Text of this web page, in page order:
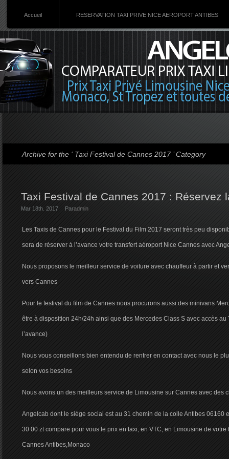
Accueil RESERVATION TAXI PRIVE NICE AEROPORT ANTIBES
Archive for the ‘ Taxi Festival de Cannes 2017 ’ Category
Taxi Festival de Cannes 2017 : Réservez
Mar 18th. 2017 Paradmin
Les Taxis de Cannes pour le Festival du Film 2017 seront très peu
sera de réserver à l’avance votre transfert aéroport Nice Cannes avec
Nous proposons le meilleur service de voiture avec chauffeur à partir et
vers Cannes
Pour le festival du film de Cannes nous procurons aussi des minivans
être à disposition 24h/24h ainsi que des Mercedes Class S avec accès au
l’avance)
Nous vous conseillons bien entendu de rentrer en contact avec nous le
selon vos besoins
Nous avons un des meilleurs service de Limousine sur Cannes avec des
Angelcab dont le siège social est au 31 chemin de la colle Antibes 06160
30 00 zt compare pour vous le prix en taxi, en VTC, en Limousine de
Cannes Antibes,Monaco